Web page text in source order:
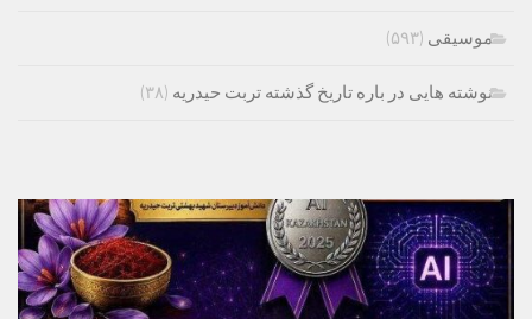
موسیقی (۵۹۳)
نوشته هایی در باره تاریخ گذشته تربت حیدریه (۳۸)